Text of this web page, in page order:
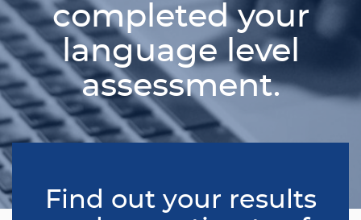
completed your
language level
assessment.
Find out your results